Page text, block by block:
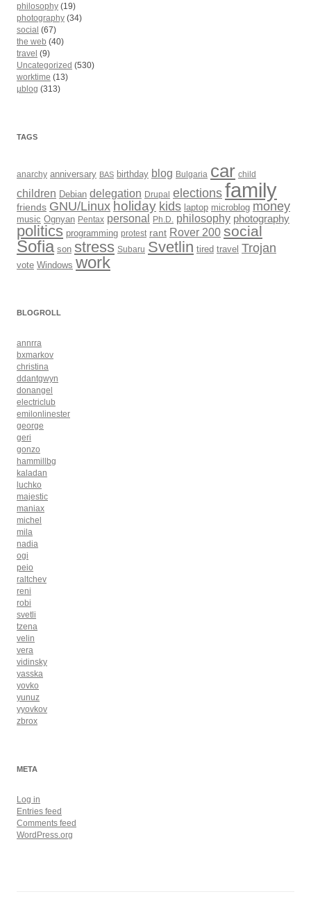
philosophy (19)
photography (34)
social (67)
the web (40)
travel (9)
Uncategorized (530)
worktime (13)
µblog (313)
TAGS
anarchy anniversary BAS birthday blog Bulgaria car child
children Debian delegation Drupal elections family
friends GNU/Linux holiday kids laptop microblog money
music Ognyan Pentax personal Ph.D. philosophy photography
politics programming protest rant Rover 200 social
Sofia son stress Subaru Svetlin tired travel Trojan
vote Windows work
BLOGROLL
annrra
bxmarkov
christina
ddantgwyn
donangel
electriclub
emilonlinester
george
geri
gonzo
hammillbg
kaladan
luchko
majestic
maniax
michel
mila
nadia
ogi
peio
raltchev
reni
robi
svetli
tzena
velin
vera
vidinsky
yasska
yovko
yunuz
yyovkov
zbrox
META
Log in
Entries feed
Comments feed
WordPress.org